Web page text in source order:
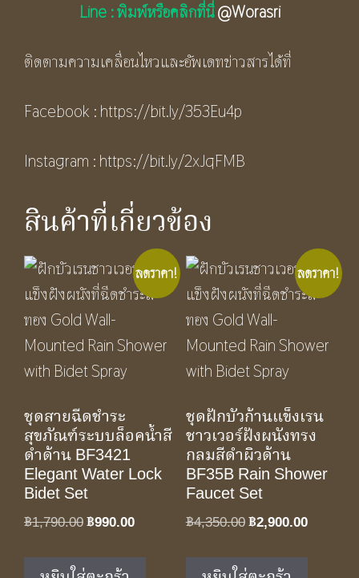
Line : พิมพ์หรือคลิกที่นี่@Worasri
ติดตามความเคลื่อนไหวและอัพเดทข่าวสารได้ที่
Facebook : https://bit.ly/353Eu4p
Instagram : https://bit.ly/2xJqFMB
สินค้าที่เกี่ยวข้อง
ลดราคา!
ชุดสายฉีดชำระ
สุขภัณฑ์ระบบล็อคน้ำสี
ดำด้าน BF3421
Elegant Water Lock
Bidet Set
฿1,790.00Original
฿990.00Current
ลดราคา!
ชุดฝักบัวก้านแข็งเรน
ชาวเวอร์ฝังผนังทรง
กลมสีดำผิวด้าน
BF35B Rain Shower
Faucet Set
฿4,350.00Original
฿2,900.00Current